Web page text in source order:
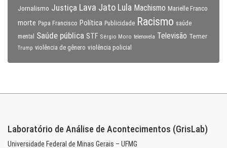
Jornalismo Justiça Lava Jato Lula Machismo Marielle Franco
morte Papa Francisco Política Publicidade Racismo saúde
mental
Saúde pública STF Sérgio Moro telenovela Televisão Temer
Trump violência de gênero violência policial
Laboratório de Análise de Acontecimentos (GrisLab)
Universidade Federal de Minas Gerais – UFMG